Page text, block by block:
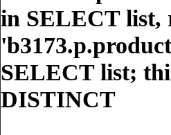
in SELECT list,
SELECT list;
DISTINCT